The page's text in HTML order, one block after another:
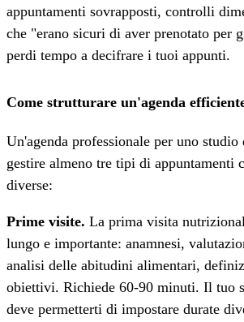
appuntamenti sovrapposti, controlli
che "erano sicuri di aver prenotato per
perdi tempo a decifrare i tuoi appunti.
Come strutturare un'agenda
Un'agenda professionale per uno
gestire almeno tre tipi di appuntamenti
diverse:
Prime visite. La prima visita
lungo e importante: anamnesi,
analisi delle abitudini alimentari,
obiettivi. Richiede 60-90 minuti. Il tuo
deve permetterti di impostare durate